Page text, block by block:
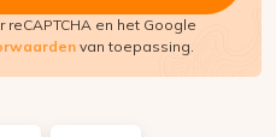
en het Google
van toepassing.